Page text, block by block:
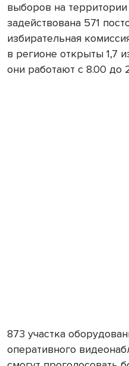
выборов на
задействована 571
избирательная
в регионе открыты 1,7
они работают с 8.00 до
873 участка
оперативного